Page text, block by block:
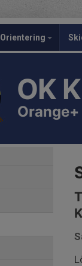
Orientering
OK
Orange+